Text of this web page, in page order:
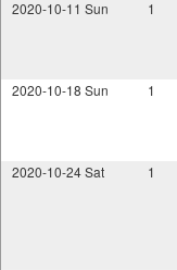
2020-10-11 Sun 1
2020-10-18 Sun 1
2020-10-24 Sat 1